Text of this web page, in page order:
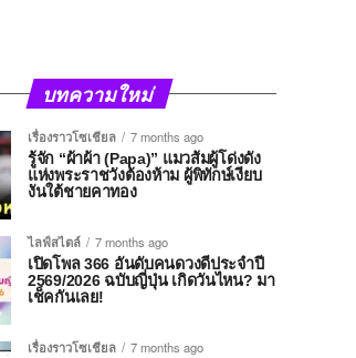
บทความใหม่
เรื่องราวโซเชียล
7 months ago
รู้จัก “ผ้าผ้า (Papa)” แมวส้มผู้โด่งดัง
แห่งพระราชวังต้องห้าม ผู้พิทักษ์เงียบ
งันใต้ชายคาทอง
ไลฟ์สไตล์
7 months ago
เปิดโพล 366 อันดับคนดวงดีประจำปี
2569/2026 ฉบับญี่ปุ่น เกิดวันไหน? มา
เช็คกันเลย!
เรื่องราวโซเชียล
7 months ago